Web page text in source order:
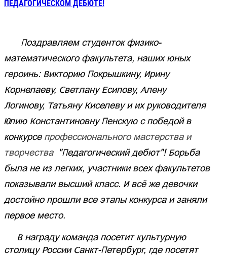
ПЕДАГОГИЧЕСКОМ ДЕБЮТЕ!
Поздравляем студенток физико-
математического факультета, наших юных
героинь: Викторию Покрышкину, Ирину
Корнелаеву, Светлану Есипову, Алену
Логинову, Татьяну Киселеву и их руководителя
Юлию Константиновну Пенскую с победой в
конкурсе профессионального мастерства и
творчества "Педагогический дебют"! Борьба
была не из легких, участники всех факультетов
показывали высший класс. И всё же девочки
достойно прошли все этапы конкурса и заняли
первое место.
В награду команда посетит культурную
столицу России Санкт-Петербург, где посетят